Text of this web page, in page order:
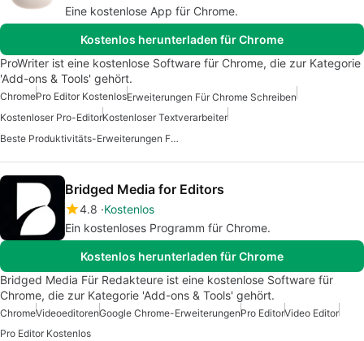
Eine kostenlose App für Chrome.
Kostenlos herunterladen für Chrome
ProWriter ist eine kostenlose Software für Chrome, die zur Kategorie
'Add-ons & Tools' gehört.
ChromePro Editor KostenlosErweiterungen Für Chrome Schreiben
Kostenloser Pro-EditorKostenloser Textverarbeiter
Beste Produktivitäts-Erweiterungen Für Chrome
Bridged Media for Editors
4.8 Kostenlos
Ein kostenloses Programm für Chrome.
Kostenlos herunterladen für Chrome
Bridged Media Für Redakteure ist eine kostenlose Software für
Chrome, die zur Kategorie 'Add-ons & Tools' gehört.
ChromeVideoeditorenGoogle Chrome-ErweiterungenPro EditorVideo Editor
Pro Editor Kostenlos